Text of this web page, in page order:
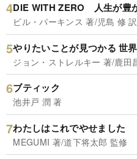
DIE WITH ZERO 人生が豊
ビル・パーキンス 著/児島 修 訳
やりたいことが見つかる 世
ジョン・ストレルキー 著/鹿田
ブティック
池井戸 潤 著
わたしはこれでやせました
MEGUMI 著/道下将太郎 監修